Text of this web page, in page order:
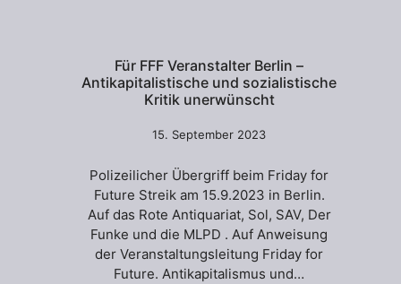
Für FFF Veranstalter Berlin –
Antikapitalistische und sozialistische
Kritik unerwünscht
15. September 2023
Polizeilicher Übergriff beim Friday for
Future Streik am 15.9.2023 in Berlin.
Auf das Rote Antiquariat, Sol, SAV, Der
Funke und die MLPD . Auf Anweisung
der Veranstaltungsleitung Friday for
Future. Antikapitalismus und…